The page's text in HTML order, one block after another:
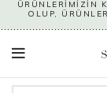
ÜRÜNLERİMİZİN
OLUP,